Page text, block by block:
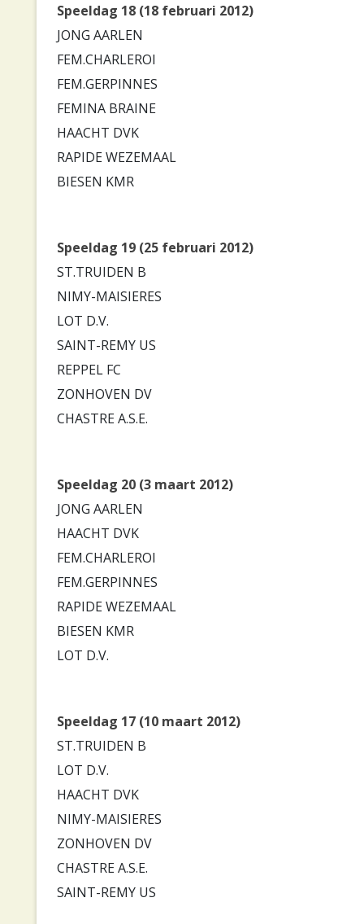
Speeldag 18 (18 februari 2012)
JONG AARLEN
FEM.CHARLEROI
FEM.GERPINNES
FEMINA BRAINE
HAACHT DVK
RAPIDE WEZEMAAL
BIESEN KMR
Speeldag 19 (25 februari 2012)
ST.TRUIDEN B
NIMY-MAISIERES
LOT D.V.
SAINT-REMY US
REPPEL FC
ZONHOVEN DV
CHASTRE A.S.E.
Speeldag 20 (3 maart 2012)
JONG AARLEN
HAACHT DVK
FEM.CHARLEROI
FEM.GERPINNES
RAPIDE WEZEMAAL
BIESEN KMR
LOT D.V.
Speeldag 17 (10 maart 2012)
ST.TRUIDEN B
LOT D.V.
HAACHT DVK
NIMY-MAISIERES
ZONHOVEN DV
CHASTRE A.S.E.
SAINT-REMY US